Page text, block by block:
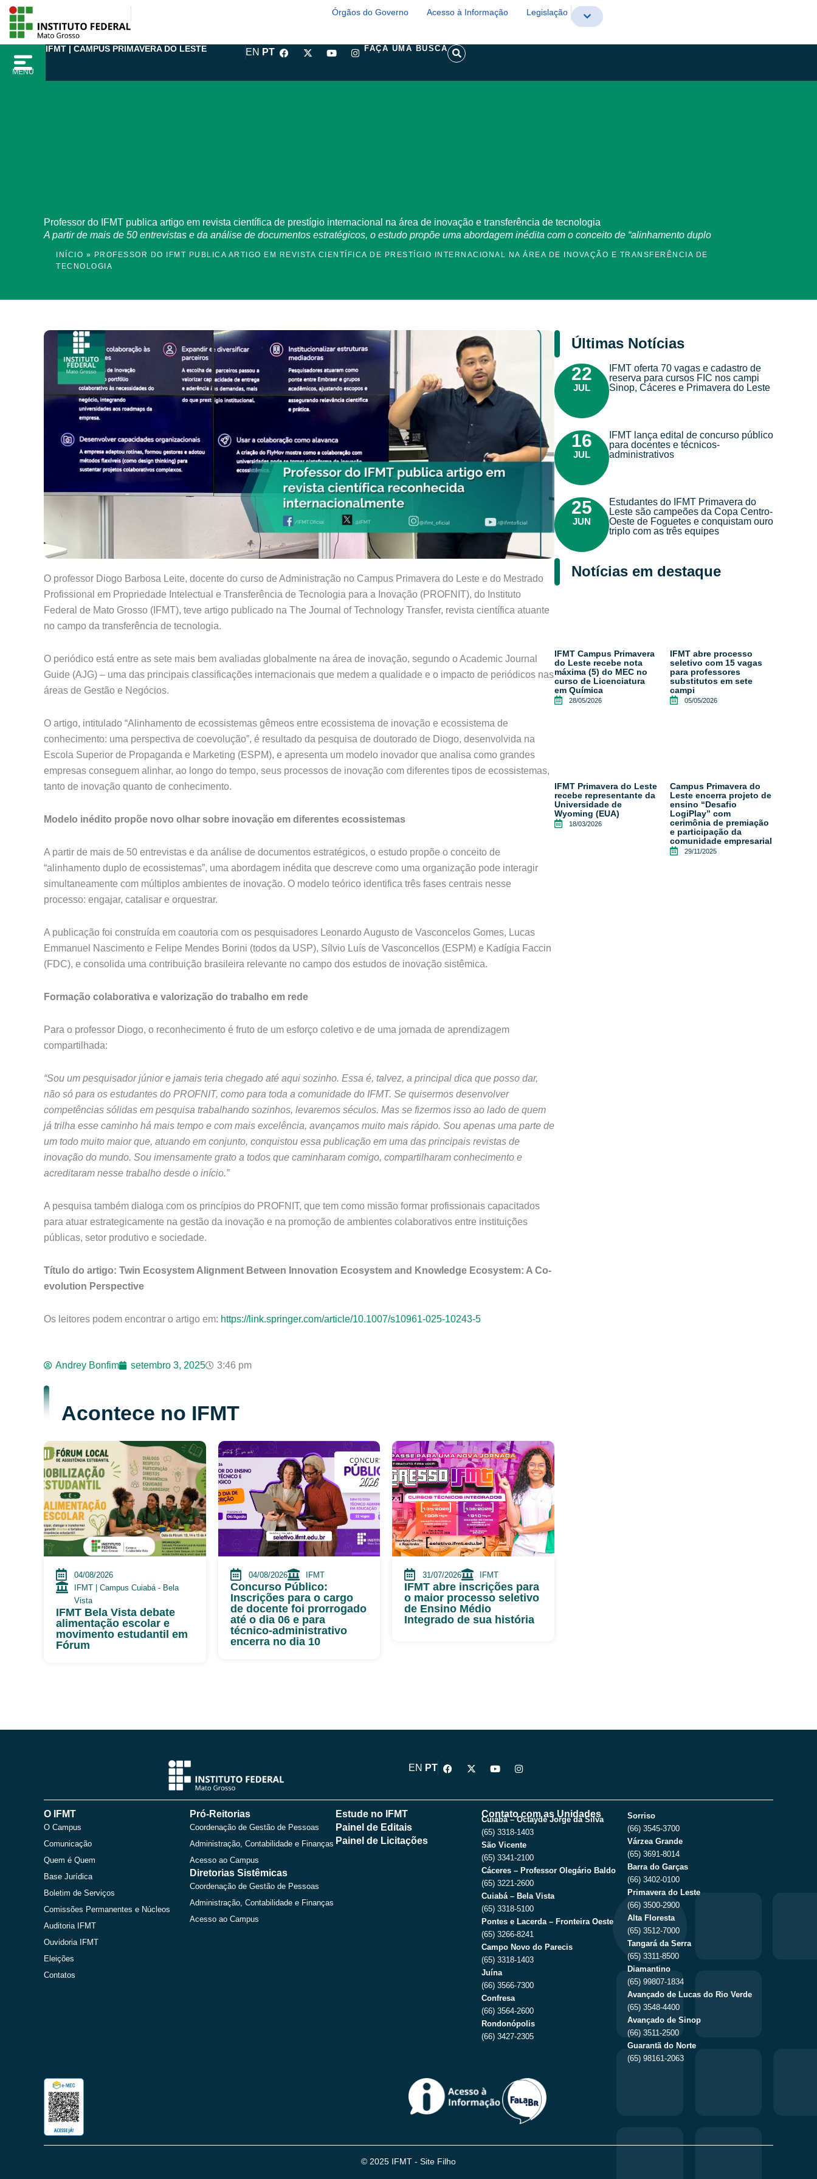
para
conteúdo
Órgãos do Governo Acesso à Informação Legislação
MENU
IFMT | CAMPUS PRIMAVERA DO LESTE EN PT
F
a
X
-
Y
o
I
n
FAÇA UMA BUSCA
S
e
Professor do IFMT publica artigo em revista científica de prestígio internacional na área de inovação e transferência de tecnologia
A partir de mais de 50 entrevistas e da análise de documentos estratégicos, o estudo propõe uma abordagem inédita com o conceito de “alinhamento duplo
INÍCIO » PROFESSOR DO IFMT PUBLICA ARTIGO EM REVISTA CIENTÍFICA DE PRESTÍGIO INTERNACIONAL NA ÁREA DE INOVAÇÃO E TRANSFERÊNCIA DE
TECNOLOGIA
O professor Diogo Barbosa Leite, docente do curso de Administração no Campus Primavera do Leste e do Mestrado
Profissional em Propriedade Intelectual e Transferência de Tecnologia para a Inovação (PROFNIT), do Instituto
Federal de Mato Grosso (IFMT), teve artigo publicado na The Journal of Technology Transfer, revista científica atuante
no campo da transferência de tecnologia.
O periódico está entre as sete mais bem avaliadas globalmente na área de inovação, segundo o Academic Journal
Guide (AJG) – uma das principais classificações internacionais que medem a qualidade e o impacto de periódicos nas
áreas de Gestão e Negócios.
O artigo, intitulado “Alinhamento de ecossistemas gêmeos entre ecossistema de inovação e ecossistema de
conhecimento: uma perspectiva de coevolução”, é resultado da pesquisa de doutorado de Diogo, desenvolvida na
Escola Superior de Propaganda e Marketing (ESPM), e apresenta um modelo inovador que analisa como grandes
empresas conseguem alinhar, ao longo do tempo, seus processos de inovação com diferentes tipos de ecossistemas,
tanto de inovação quanto de conhecimento.
Modelo inédito propõe novo olhar sobre inovação em diferentes ecossistemas
A partir de mais de 50 entrevistas e da análise de documentos estratégicos, o estudo propõe o conceito de
“alinhamento duplo de ecossistemas”, uma abordagem inédita que descreve como uma organização pode interagir
simultaneamente com múltiplos ambientes de inovação. O modelo teórico identifica três fases centrais nesse
processo: engajar, catalisar e orquestrar.
A publicação foi construída em coautoria com os pesquisadores Leonardo Augusto de Vasconcelos Gomes, Lucas
Emmanuel Nascimento e Felipe Mendes Borini (todos da USP), Sílvio Luís de Vasconcellos (ESPM) e Kadígia Faccin
(FDC), e consolida uma contribuição brasileira relevante no campo dos estudos de inovação sistêmica.
Formação colaborativa e valorização do trabalho em rede
Para o professor Diogo, o reconhecimento é fruto de um esforço coletivo e de uma jornada de aprendizagem
compartilhada:
“Sou um pesquisador júnior e jamais teria chegado até aqui sozinho. Essa é, talvez, a principal dica que posso dar,
não só para os estudantes do PROFNIT, como para toda a comunidade do IFMT. Se quisermos desenvolver
competências sólidas em pesquisa trabalhando sozinhos, levaremos séculos. Mas se fizermos isso ao lado de quem
já trilha esse caminho há mais tempo e com mais excelência, avançamos muito mais rápido. Sou apenas uma parte de
um todo muito maior que, atuando em conjunto, conquistou essa publicação em uma das principais revistas de
inovação do mundo. Sou imensamente grato a todos que caminharam comigo, compartilharam conhecimento e
acreditaram nesse trabalho desde o início.”
A pesquisa também dialoga com os princípios do PROFNIT, que tem como missão formar profissionais capacitados
para atuar estrategicamente na gestão da inovação e na promoção de ambientes colaborativos entre instituições
públicas, setor produtivo e sociedade.
Título do artigo: Twin Ecosystem Alignment Between Innovation Ecosystem and Knowledge Ecosystem: A Co-
evolution Perspective
Os leitores podem encontrar o artigo em: https://link.springer.com/article/10.1007/s10961-025-10243-5
Andrey Bonfim setembro 3, 2025 3:46 pm
Acontece no IFMT
04/08/2026
IFMT | Campus Cuiabá - Bela
Vista
IFMT Bela Vista debate
alimentação escolar e
movimento estudantil em
Fórum
04/08/2026 IFMT
Concurso Público:
Inscrições para o cargo
de docente foi prorrogado
até o dia 06 e para
técnico-administrativo
encerra no dia 10
31/07/2026 IFMT
IFMT abre inscrições para
o maior processo seletivo
de Ensino Médio
Integrado de sua história
Últimas Notícias
22
JUL
IFMT oferta 70 vagas e cadastro de
reserva para cursos FIC nos campi
Sinop, Cáceres e Primavera do Leste
16
JUL
IFMT lança edital de concurso público
para docentes e técnicos-
administrativos
25
JUN
Estudantes do IFMT Primavera do
Leste são campeões da Copa Centro-
Oeste de Foguetes e conquistam ouro
triplo com as três equipes
Notícias em destaque
IFMT Campus Primavera
do Leste recebe nota
máxima (5) do MEC no
curso de Licenciatura
em Química
28/05/2026
IFMT abre processo
seletivo com 15 vagas
para professores
substitutos em sete
campi
05/05/2026
IFMT Primavera do Leste
recebe representante da
Universidade de
Wyoming (EUA)
18/03/2026
Campus Primavera do
Leste encerra projeto de
ensino “Desafio
LogiPlay” com
cerimônia de premiação
e participação da
comunidade empresarial
29/11/2025
EN PT
F
a
b
X
-
i
Y
o
u
b
e
I
n
a
g
r
a
m
O IFMT
O Campus
Comunicação
Quem é Quem
Base Jurídica
Boletim de Serviços
Comissões Permanentes e Núcleos
Auditoria IFMT
Ouvidoria IFMT
Eleições
Contatos
Pró-Reitorias
Coordenação de Gestão de Pessoas
Administração, Contabilidade e Finanças
Acesso ao Campus
Diretorias Sistêmicas
Coordenação de Gestão de Pessoas
Administração, Contabilidade e Finanças
Acesso ao Campus
Estude no IFMT
Painel de Editais
Painel de Licitações
Contato com as Unidades
Cuiabá – Octayde Jorge da Silva
(65) 3318-1403
São Vicente
(65) 3341-2100
Cáceres – Professor Olegário Baldo
(65) 3221-2600
Cuiabá – Bela Vista
(65) 3318-5100
Pontes e Lacerda – Fronteira Oeste
(65) 3266-8241
Campo Novo do Parecis
(65) 3318-1403
Juína
(66) 3566-7300
Confresa
(66) 3564-2600
Rondonópolis
(66) 3427-2305
Sorriso
(66) 3545-3700
Várzea Grande
(65) 3691-8014
Barra do Garças
(66) 3402-0100
Primavera do Leste
(66) 3500-2900
Alta Floresta
(65) 3512-7000
Tangará da Serra
(65) 3311-8500
Diamantino
(65) 99807-1834
Avançado de Lucas do Rio Verde
(65) 3548-4400
Avançado de Sinop
(66) 3511-2500
Guarantã do Norte
(65) 98161-2063
© 2025 IFMT - Site Filho